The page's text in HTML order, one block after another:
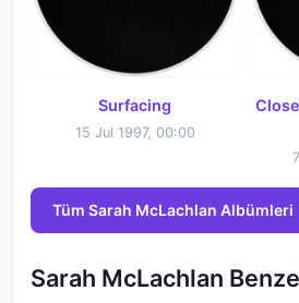
Surfacing
15 Jul 1997, 00:00
Tüm Sarah McLachlan Albümleri
Sarah McLachlan